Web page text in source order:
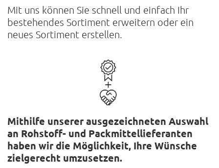
Mit uns können Sie schnell und einfach Ihr
bestehendes Sortiment erweitern oder ein
neues Sortiment erstellen.
Mithilfe unserer ausgezeichneten Auswahl
an Rohstoff- und Packmittel­lieferanten
haben wir die Möglichkeit, Ihre Wünsche
zielgerecht umzusetzen.